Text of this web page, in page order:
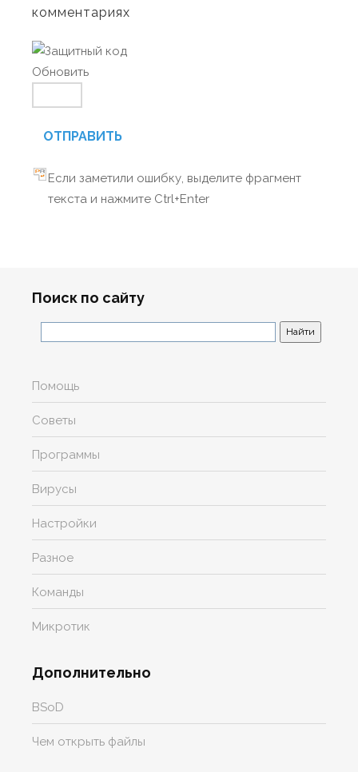
комментариях
Обновить
ОТПРАВИТЬ
Если заметили ошибку, выделите фрагмент
текста и нажмите Ctrl+Enter
Поиск по сайту
Помощь
Советы
Программы
Вирусы
Настройки
Разное
Команды
Микротик
Дополнительно
BSoD
Чем открыть файлы